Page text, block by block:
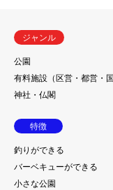
ジャンル
公園
有料施設（区営・都営・国
神社・仏閣
特徴
釣りができる
バーベキューができる
小さな公園